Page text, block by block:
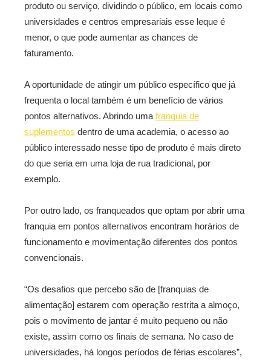
produto ou serviço, dividindo o público, em locais como
universidades e centros empresariais esse leque é
menor, o que pode aumentar as chances de
faturamento.
A oportunidade de atingir um público específico que já
frequenta o local também é um benefício de vários
pontos alternativos. Abrindo uma franquia de
suplementos dentro de uma academia, o acesso ao
público interessado nesse tipo de produto é mais direto
do que seria em uma loja de rua tradicional, por
exemplo.
Por outro lado, os franqueados que optam por abrir uma
franquia em pontos alternativos encontram horários de
funcionamento e movimentação diferentes dos pontos
convencionais.
“Os desafios que percebo são de [franquias de
alimentação] estarem com operação restrita a almoço,
pois o movimento de jantar é muito pequeno ou não
existe, assim como os finais de semana. No caso de
universidades, há longos períodos de férias escolares”,